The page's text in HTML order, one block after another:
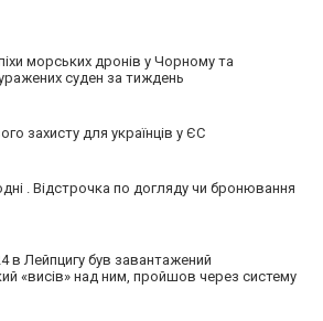
морських дронів у Чорному та
суден за тиждень
захисту для українців у ЄС
. Відстрочка по догляду чи бронювання
в Лейпцигу був завантажений
«висів» над ним, пройшов через систему